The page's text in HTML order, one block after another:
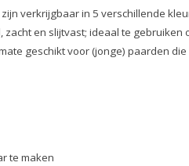
verkrijgbaar in 5 verschillende
en slijtvast; ideaal te
geschikt voor (jonge) paarden
te maken